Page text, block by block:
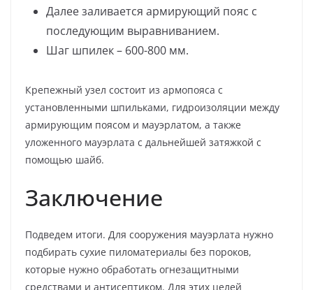
Далее заливается армирующий пояс с
последующим выравниванием.
Шаг шпилек – 600-800 мм.
Крепежный узел состоит из армопояса с
установленными шпильками, гидроизоляции между
армирующим поясом и мауэрлатом, а также
уложенного мауэрлата с дальнейшей затяжкой с
помощью шайб.
Заключение
Подведем итоги. Для сооружения мауэрлата нужно
подбирать сухие пиломатериалы без пороков,
которые нужно обработать огнезащитными
средствами и антисептиком. Для этих целей